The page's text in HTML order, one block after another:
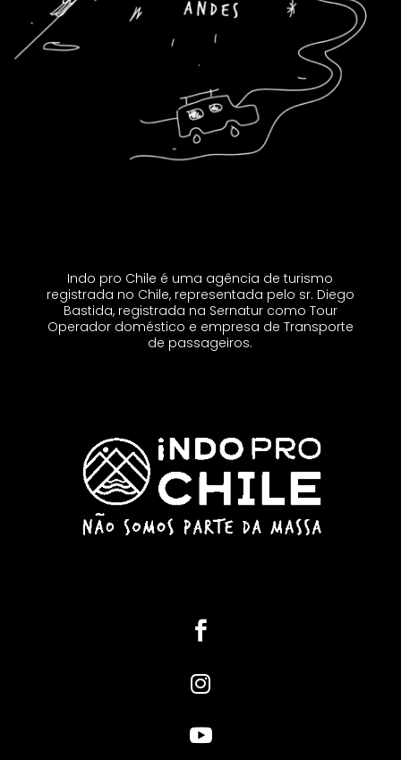
Indo pro Chile é uma agência de turismo
registrada no Chile, representada pelo sr. Diego
Bastida, registrada na Sernatur como Tour
Operador doméstico e empresa de Transporte
de passageiros.


